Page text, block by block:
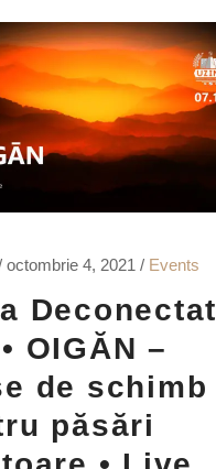
octombrie 4, 2021 Events
Deconectat
OIGĂN –
de schimb
păsări